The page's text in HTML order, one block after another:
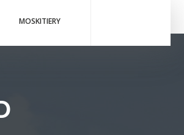
MOSKITIERY